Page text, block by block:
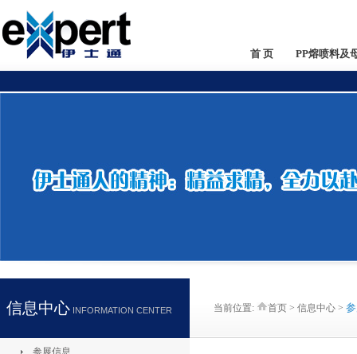
首 页 PP熔喷料及
信息中心 INFORMATION CENTER
参展信息
当前位置: 首页 > 信息中心 >